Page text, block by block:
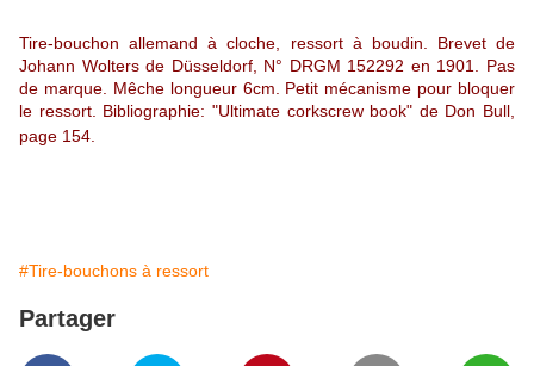
Tire-bouchon allemand à cloche, ressort à boudin. Brevet de
Johann Wolters de Düsseldorf, N° DRGM 152292 en 1901. Pas
de marque. Mêche longueur 6cm. Petit mécanisme pour bloquer
le ressort. Bibliographie: "Ultimate corkscrew book" de Don Bull,
page 154.
#Tire-bouchons à ressort
Partager